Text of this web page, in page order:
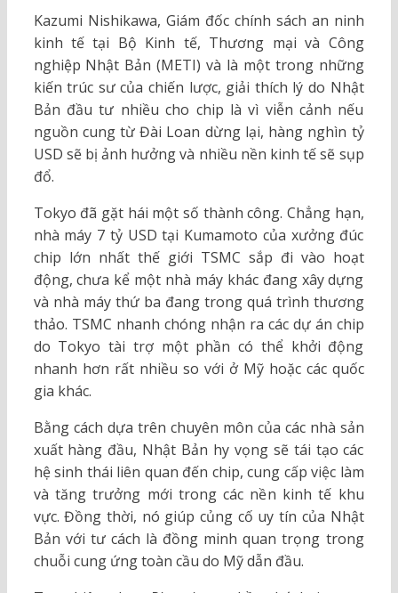
Kazumi Nishikawa, Giám đốc chính sách an ninh
kinh tế tại Bộ Kinh tế, Thương mại và Công
nghiệp Nhật Bản (METI) và là một trong những
kiến trúc sư của chiến lược, giải thích lý do Nhật
Bản đầu tư nhiều cho chip là vì viễn cảnh nếu
nguồn cung từ Đài Loan dừng lại, hàng nghìn tỷ
USD sẽ bị ảnh hưởng và nhiều nền kinh tế sẽ sụp
đổ.
Tokyo đã gặt hái một số thành công. Chẳng hạn,
nhà máy 7 tỷ USD tại Kumamoto của xưởng đúc
chip lớn nhất thế giới TSMC sắp đi vào hoạt
động, chưa kể một nhà máy khác đang xây dựng
và nhà máy thứ ba đang trong quá trình thương
thảo. TSMC nhanh chóng nhận ra các dự án chip
do Tokyo tài trợ một phần có thể khởi động
nhanh hơn rất nhiều so với ở Mỹ hoặc các quốc
gia khác.
Bằng cách dựa trên chuyên môn của các nhà sản
xuất hàng đầu, Nhật Bản hy vọng sẽ tái tạo các
hệ sinh thái liên quan đến chip, cung cấp việc làm
và tăng trưởng mới trong các nền kinh tế khu
vực. Đồng thời, nó giúp củng cố uy tín của Nhật
Bản với tư cách là đồng minh quan trọng trong
chuỗi cung ứng toàn cầu do Mỹ dẫn đầu.